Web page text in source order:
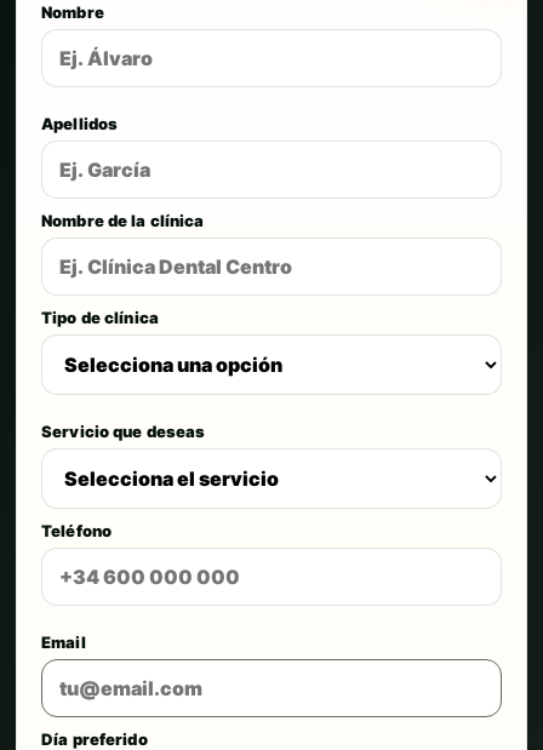
Nombre
Apellidos
Nombre de la clínica
Tipo de clínica
Servicio que deseas
Teléfono
Email
Día preferido